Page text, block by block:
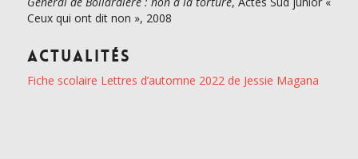
Ceux qui ont dit non », 2008
Actualités
Fiche scolaire Lettres d’automne 2022 de Jessie Magana